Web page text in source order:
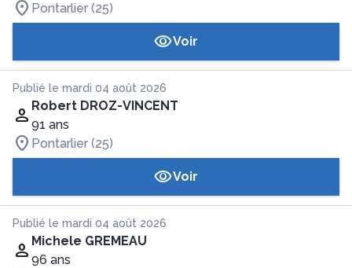
Pontarlier (25)
Voir
Publié le mardi 04 août 2026
Robert DROZ-VINCENT
91 ans
Pontarlier (25)
Voir
Publié le mardi 04 août 2026
Michele GREMEAU
96 ans